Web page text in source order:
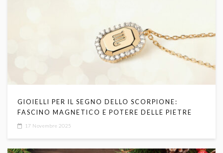
GIOIELLI PER IL SEGNO DELLO SCORPIONE:
FASCINO MAGNETICO E POTERE DELLE PIETRE
17 Novembre 2025